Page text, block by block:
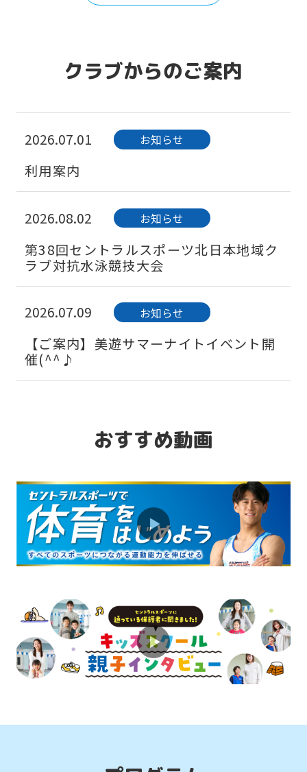
クラブからのご案内
2026.07.01 お知らせ
利用案内
2026.08.02 お知らせ
第38回セントラルスポーツ北日本地域ク
ラブ対抗水泳競技大会
2026.07.09 お知らせ
【ご案内】美遊サマーナイトイベント開
催(^^♪
おすすめ動画